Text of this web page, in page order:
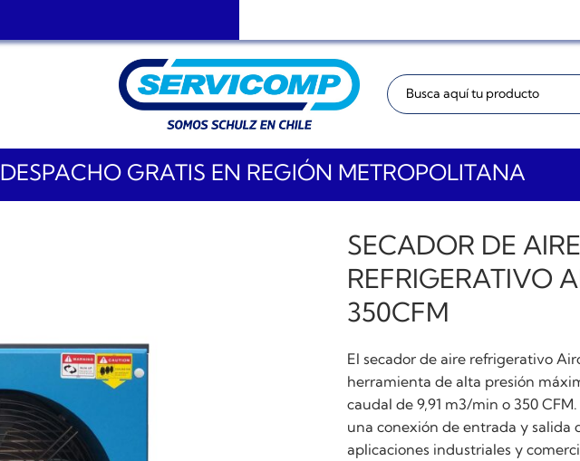
Buscar:
DESPACHO GRATIS EN REGIÓN METROPOLITANA
SECADOR DE AIRE
REFRIGERATIVO
350CFM
El secador de aire refrigerativo
herramienta de alta presión
caudal de 9,91 m3/min o 350
una conexión de entrada y salida
aplicaciones industriales y